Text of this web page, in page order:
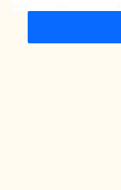
Filistinliler için
ve kârlı hale
çalışmaya
göre,
Filistinlilerin
hareketlerini